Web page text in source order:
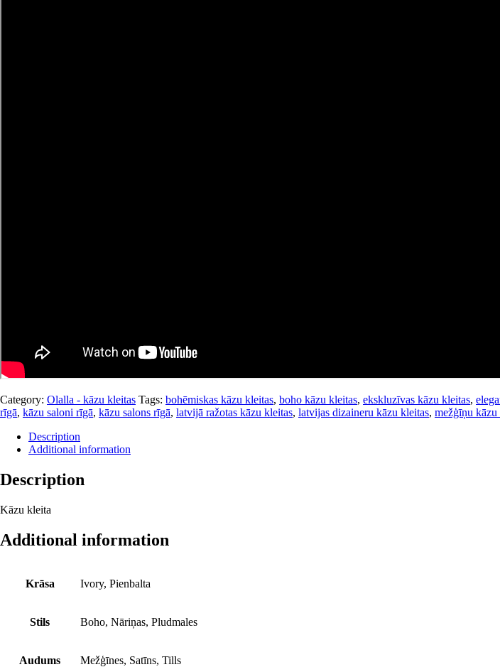
Category: Olalla - kāzu kleitas Tags: bohēmiskas kāzu kleitas, boho kāzu kleitas, ekskluzīvas kāzu kleitas,
rīgā, kāzu saloni rīgā, kāzu salons rīgā, latvijā ražotas kāzu kleitas, latvijas dizaineru kāzu kleitas, mežģīņu kāzu
Description
Additional information
Description
Kāzu kleita
Additional information
Krāsa Ivory, Pienbalta
Stils Boho, Nāriņas, Pludmales
Audums Mežģīnes, Satīns, Tills